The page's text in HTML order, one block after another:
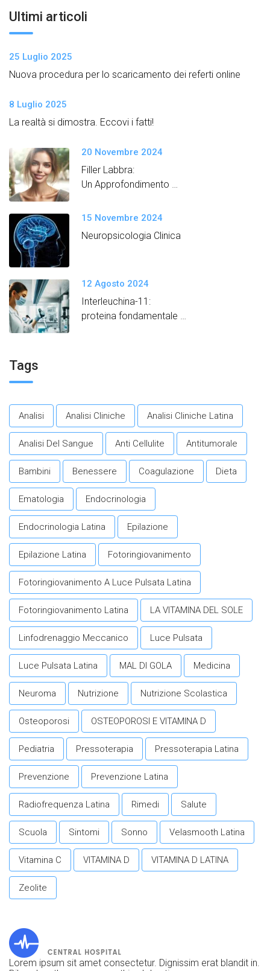
Ultimi articoli
25 Luglio 2025
Nuova procedura per lo scaricamento dei referti online
8 Luglio 2025
La realtà si dimostra. Eccovi i fatti!
20 Novembre 2024
Filler Labbra:
Un Approfondimento
15 Novembre 2024
Neuropsicologia Clinica
12 Agosto 2024
Interleuchina-11:
proteina fondamentale
Tags
Analisi Analisi Cliniche Analisi Cliniche Latina
Analisi Del Sangue Anti Cellulite Antitumorale
Bambini Benessere Coagulazione Dieta
Ematologia Endocrinologia
Endocrinologia Latina Epilazione
Epilazione Latina Fotoringiovanimento
Fotoringiovanimento A Luce Pulsata Latina
Fotoringiovanimento Latina LA VITAMINA DEL SOLE
Linfodrenaggio Meccanico Luce Pulsata
Luce Pulsata Latina MAL DI GOLA Medicina
Neuroma Nutrizione Nutrizione Scolastica
Osteoporosi OSTEOPOROSI E VITAMINA D
Pediatria Pressoterapia Pressoterapia Latina
Prevenzione Prevenzione Latina
Radiofrequenza Latina Rimedi Salute
Scuola Sintomi Sonno Velasmooth Latina
Vitamina C VITAMINA D VITAMINA D LATINA
Zeolite
Lorem ipsum sit amet consectetur. Dignissim erat blandit in.